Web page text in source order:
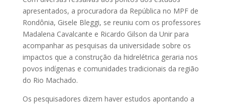
apresentados, a procuradora da República no MPF de
Rondônia, Gisele Bleggi, se reuniu com os professores
Madalena Cavalcante e Ricardo Gilson da Unir para
acompanhar as pesquisas da universidade sobre os
impactos que a construção da hidrelétrica geraria nos
povos indígenas e comunidades tradicionais da região
do Rio Machado.
Os pesquisadores dizem haver estudos apontando a